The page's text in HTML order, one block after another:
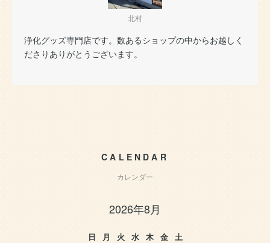
北村
浄化グッズ専門店です。数あるショップの中からお越しく
ださりありがとうございます。
CALENDAR
カレンダー
2026年8月
日 月 火 水 木 金
土